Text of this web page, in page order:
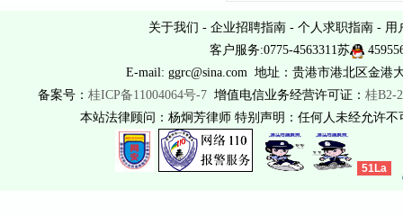
关于我们 - 企业招聘指南 - 个人求职指南 - 用
客户服务:0775-4563311苏
E-mail: ggrc@sina.com 地址：贵港市港北区金港
备案号： 桂ICP备11004064号-7增值电信业务经营许可证： 桂B2-
本站法律顾问：杨炯芳律师 特别声明：任何人未经允许
51La